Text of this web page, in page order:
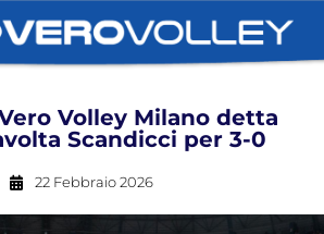
Volley Milano detta
Scandicci per 3-0
22 Febbraio 2026